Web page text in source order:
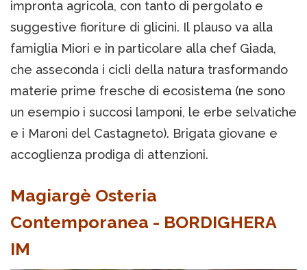
impronta agricola, con tanto di pergolato e
suggestive fioriture di glicini. Il plauso va alla
famiglia Miori e in particolare alla chef Giada,
che asseconda i cicli della natura trasformando
materie prime fresche di ecosistema (ne sono
un esempio i succosi lamponi, le erbe selvatiche
e i Maroni del Castagneto). Brigata giovane e
accoglienza prodiga di attenzioni.
Magiargè Osteria
Contemporanea - BORDIGHERA
IM